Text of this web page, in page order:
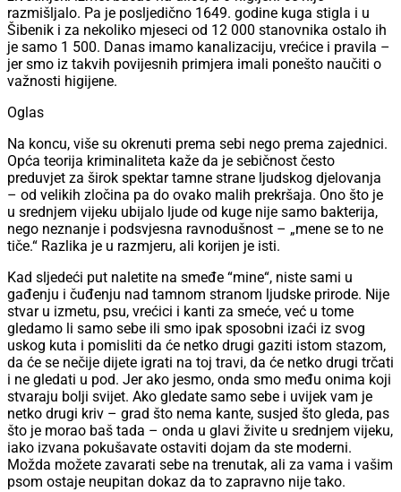
razmišljalo. Pa je posljedično 1649. godine kuga stigla i u
Šibenik i za nekoliko mjeseci od 12 000 stanovnika ostalo ih
je samo 1 500. Danas imamo kanalizaciju, vrećice i pravila –
jer smo iz takvih povijesnih primjera imali ponešto naučiti o
važnosti higijene.
Oglas
Na koncu, više su okrenuti prema sebi nego prema zajednici.
Opća teorija kriminaliteta kaže da je sebičnost često
preduvjet za širok spektar tamne strane ljudskog djelovanja
– od velikih zločina pa do ovako malih prekršaja. Ono što je
u srednjem vijeku ubijalo ljude od kuge nije samo bakterija,
nego neznanje i podsvjesna ravnodušnost – „mene se to ne
tiče.“ Razlika je u razmjeru, ali korijen je isti.
Kad sljedeći put naletite na smeđe “mine“, niste sami u
gađenju i čuđenju nad tamnom stranom ljudske prirode. Nije
stvar u izmetu, psu, vrećici i kanti za smeće, već u tome
gledamo li samo sebe ili smo ipak sposobni izaći iz svog
uskog kuta i pomisliti da će netko drugi gaziti istom stazom,
da će se nečije dijete igrati na toj travi, da će netko drugi trčati
i ne gledati u pod. Jer ako jesmo, onda smo među onima koji
stvaraju bolji svijet. Ako gledate samo sebe i uvijek vam je
netko drugi kriv – grad što nema kante, susjed što gleda, pas
što je morao baš tada – onda u glavi živite u srednjem vijeku,
iako izvana pokušavate ostaviti dojam da ste moderni.
Možda možete zavarati sebe na trenutak, ali za vama i vašim
psom ostaje neupitan dokaz da to zapravno nije tako.